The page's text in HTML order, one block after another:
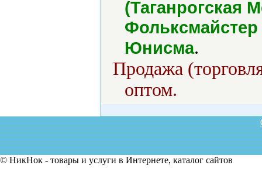
(Таганрогская
Юнисма.
Продажа
оптом.
© НикНок - товары и услуги в Интернете, каталог сайтов